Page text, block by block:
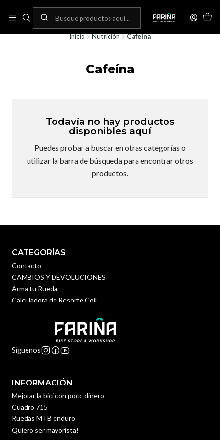
Envíos gratis por compras sobre 80.000! (No aplica para bicicletas)
Inicio Nutrición Cafeína
Cafeína
Todavía no hay productos
disponibles aquí
Puedes probar a buscar en otras categorías o
utilizar la barra de búsqueda para encontrar otros
productos.
CATEGORÍAS
Contacto
CAMBIOS Y DEVOLUCIONES
Arma tu Rueda
Calculadora de Resorte Coil
Síguenos
INFORMACIÓN
Mejorar la bici con poco dinero
Cuadro 715
Ruedas MTB enduro
Quiero ser mayorista!